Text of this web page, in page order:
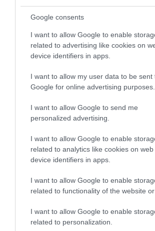
Google consents
I want to allow Google to enable
related to advertising like cookies on
device identifiers in apps.
I want to allow my user data to be sent
Google for online advertising purposes.
I want to allow Google to send me
personalized advertising.
I want to allow Google to enable
related to analytics like cookies on
device identifiers in apps.
I want to allow Google to enable
related to functionality of the website or
I want to allow Google to enable
related to personalization.
ÚJ MAGYAR KÜLÜGYI
2026. augusztus 08|
TATA ELBŰVÖLŐ
2026. augusztus 08
TÖBB MINT EGY
TELJESEN ÚJRAINDUL A
2026. augusztus 07|